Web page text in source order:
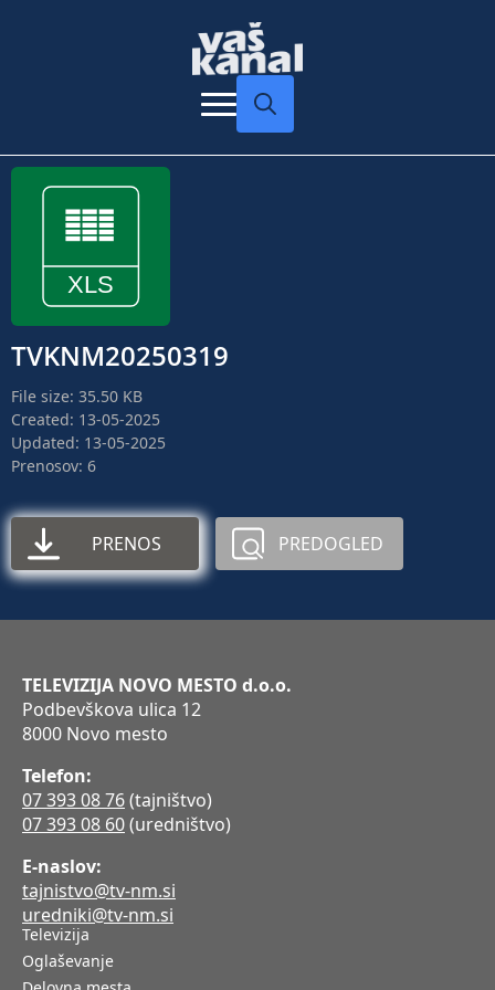
TVKNM20250319
File size: 35.50 KB
Created: 13-05-2025
Updated: 13-05-2025
Prenosov: 6
PRENOS PREDOGLED
TELEVIZIJA NOVO MESTO d.o.o.
Podbevškova ulica 12
8000 Novo mesto
Telefon:
07 393 08 76(tajništvo)
07 393 08 60(uredništvo)
E-naslov:
tajnistvo@tv-nm.si
uredniki@tv-nm.si
Televizija
Oglaševanje